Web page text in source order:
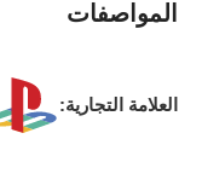
المواصفات
العلامة التجارية: